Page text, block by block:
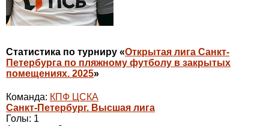
Статистика по турниру «Открытая лига Санкт-
Петербурга по пляжному футболу в закрытых
помещениях. 2025»
Команда: КПФ ЦСКА
Санкт-Петербург. Высшая лига
Голы: 1